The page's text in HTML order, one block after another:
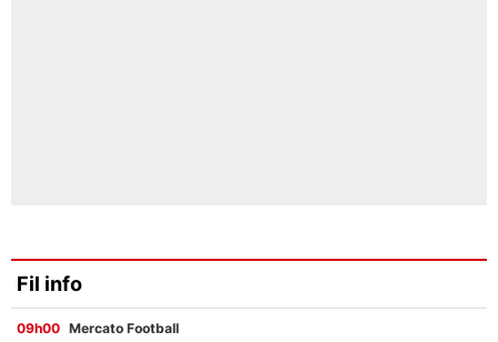
Fil info
09h00 Mercato Football